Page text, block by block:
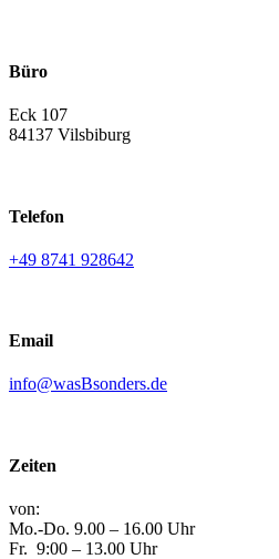
Büro
Eck 107
84137 Vilsbiburg
Telefon
+49 8741 928642
Email
info@wasBsonders.de
Zeiten
von:
Mo.-Do. 9.00 – 16.00 Uhr
Fr. 9:00 – 13.00 Uhr